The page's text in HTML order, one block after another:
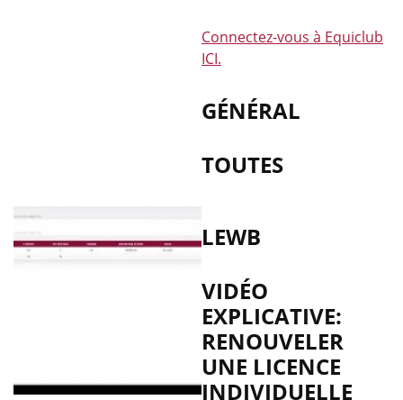
Connectez-vous à Equiclub
ICI.
GÉNÉRAL
TOUTES
LEWB
VIDÉO
EXPLICATIVE:
RENOUVELER
UNE LICENCE
INDIVIDUELLE